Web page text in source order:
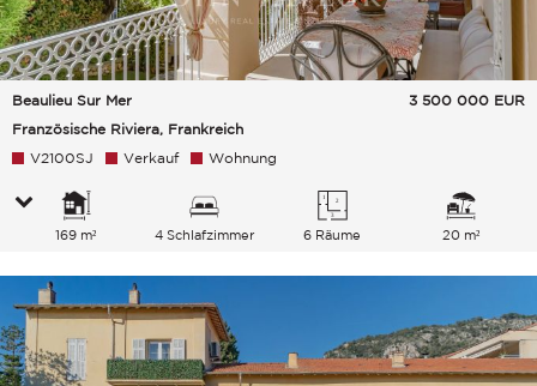
Beaulieu Sur Mer
Französische Riviera, Frankreich
3 500 000 EUR
V2100SJ Verkauf Wohnung
169 m² 4 Schlafzimmer 6 Räume 20 m²